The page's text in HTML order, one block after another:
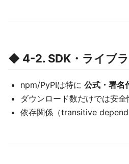
◆ 4-2. SDK・ライブ
npm/PyPIは特に 公式・署名
ダウンロード数だけでは安
依存関係（transitive